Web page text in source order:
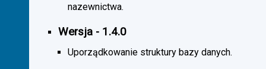
nazewnictwa.
Wersja - 1.4.0
Uporządkowanie struktury bazy danych.